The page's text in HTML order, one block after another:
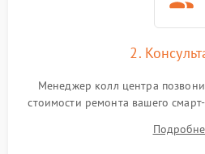
2.
Менеджер колл центра
стоимости ремонта вашего